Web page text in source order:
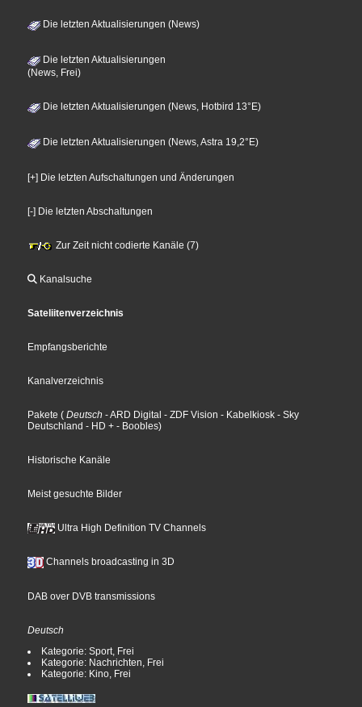
Die letzten Aktualisierungen (News)
Die letzten Aktualisierungen
(News, Frei)
Die letzten Aktualisierungen (News, Hotbird 13°E)
Die letzten Aktualisierungen (News, Astra 19,2°E)
[+] Die letzten Aufschaltungen und Änderungen
[-] Die letzten Abschaltungen
Zur Zeit nicht codierte Kanäle (7)
Kanalsuche
Sateliitenverzeichnis
Empfangsberichte
Kanalverzeichnis
Pakete ( Deutsch - ARD Digital - ZDF Vision - Kabelkiosk - Sky
Deutschland - HD + - Boobles)
Historische Kanäle
Meist gesuchte Bilder
Ultra High Definition TV Channels
Channels broadcasting in 3D
DAB over DVB transmissions
Deutsch
Kategorie: Sport, Frei
Kategorie: Nachrichten, Frei
Kategorie: Kino, Frei